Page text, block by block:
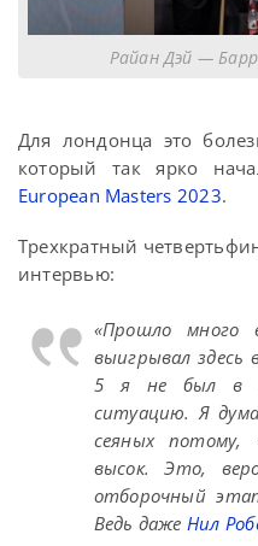
Райан Дэй —
Для лондонца это
который так ярко
European Masters 2023.
Трехкратный
интервью:
«Прошло
выигрывал здесь
5 я не был в
ситуацию. Я
сеяных
высок. Это,
отборочный
Ведь даже Нил